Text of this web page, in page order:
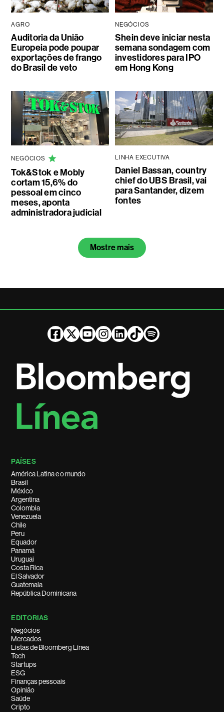
AGRO
Auditoria da União
Europeia pode poupar
exportações de frango
do Brasil de veto
NEGÓCIOS
Shein deve iniciar nesta
semana sondagem com
investidores para IPO
em Hong Kong
NEGÓCIOS
Tok&Stok e Mobly
cortam 15,6% do
pessoal em cinco
meses, aponta
administradora judicial
LINHA EXECUTIVA
Daniel Bassan, country
chief do UBS Brasil, vai
para Santander, dizem
fontes
Mostre mais
PAÍSES
América Latina e o mundo
Brasil
México
Argentina
Colombia
Venezuela
Chile
Peru
Equador
Panamá
Uruguai
Costa Rica
El Salvador
Guatemala
República Dominicana
EDITORIAS
Negócios
Mercados
Listas de Bloomberg Línea
Tech
Startups
ESG
Finanças pessoais
Opinião
Saúde
Cripto